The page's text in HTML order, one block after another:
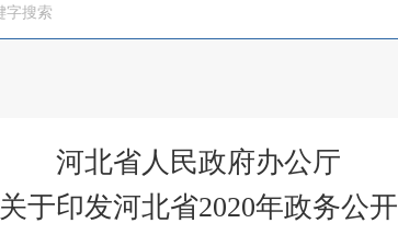
河北省人民政府办公厅
关于印发河北省2020年政务公开